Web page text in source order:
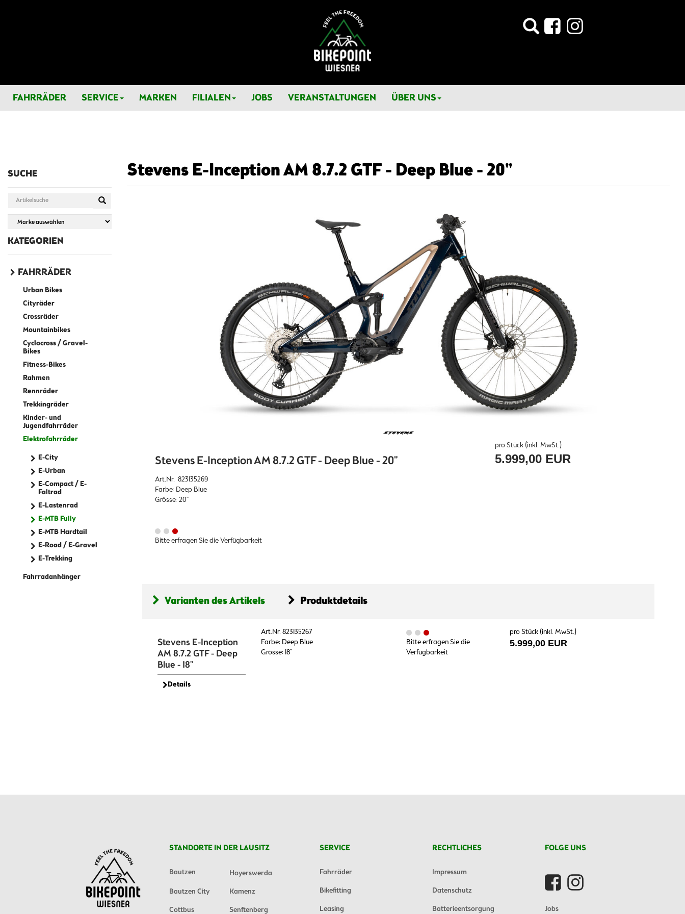
FAHRRÄDER SERVICE MARKEN FILIALEN JOBS VERANSTALTUNGEN ÜBER UNS
SUCHE
KATEGORIEN
FAHRRÄDER
Urban Bikes
Cityräder
Crossräder
Mountainbikes
Cyclocross / Gravel-
Bikes
Fitness-Bikes
Rahmen
Rennräder
Trekkingräder
Kinder- und
Jugendfahrräder
Elektrofahrräder
E-City
E-Urban
E-Compact / E-
Faltrad
E-Lastenrad
E-MTB Fully
E-MTB Hardtail
E-Road / E-Gravel
E-Trekking
Fahrradanhänger
Stevens E-Inception AM 8.7.2 GTF - Deep Blue - 20"
Stevens E-Inception AM 8.7.2 GTF - Deep Blue - 20"
Art.Nr. 823135269
Farbe: Deep Blue
Grösse: 20"
Bitte erfragen Sie die Verfügbarkeit
pro Stück (inkl. MwSt.)
5.999,00 EUR
Varianten des Artikels Produktdetails
Stevens E-Inception
AM 8.7.2 GTF - Deep
Blue - 18"
Details
Art.Nr. 823135267
Farbe: Deep Blue
Grösse: 18"
Bitte erfragen Sie die
Verfügbarkeit
pro Stück (inkl. MwSt.)
5.999,00 EUR
STANDORTE IN DER LAUSITZ
Bautzen
Hoyerswerda
Bautzen City
Kamenz
Cottbus
Senftenberg
SERVICE
Fahrräder
Bikefitting
Leasing
RECHTLICHES
Impressum
Datenschutz
Batterieentsorgung
FOLGE UNS
Jobs